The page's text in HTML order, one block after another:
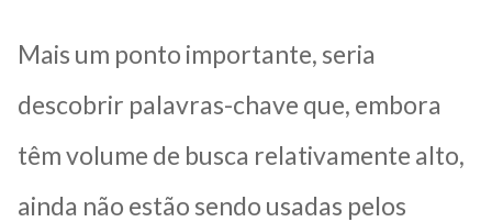
Mais um ponto importante, seria
descobrir palavras-chave que, embora
têm volume de busca relativamente alto,
ainda não estão sendo usadas pelos